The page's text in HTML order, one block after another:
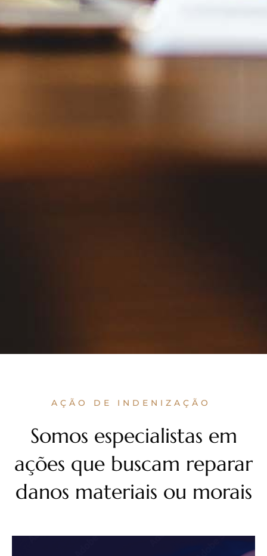
AÇÃO DE INDENIZAÇÃO
Somos especialistas em
ações que buscam reparar
danos materiais ou morais